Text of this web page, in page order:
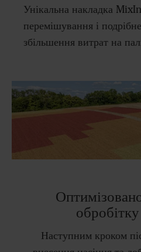
Унікальна накладка
перемішування і
збільшення витрат на
Наступним кроком